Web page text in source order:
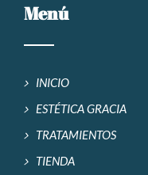
Menú
INICIO
ESTÉTICA GRACIA
TRATAMIENTOS
TIENDA